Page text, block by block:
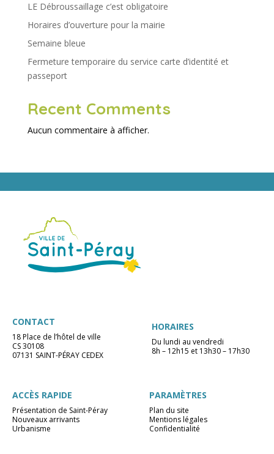
LE Débroussaillage c’est obligatoire
Horaires d’ouverture pour la mairie
Semaine bleue
Fermeture temporaire du service carte d’identité et
passeport
Recent Comments
Aucun commentaire à afficher.
CONTACT
18 Place de l’hôtel de ville
CS 30108
07131 SAINT-PÉRAY CEDEX
HORAIRES
Du lundi au vendredi
8h – 12h15 et 13h30 – 17h30
ACCÈS RAPIDE
Présentation de Saint-Péray
Nouveaux arrivants
Urbanisme
PARAMÈTRES
Plan du site
Mentions légales
Confidentialité